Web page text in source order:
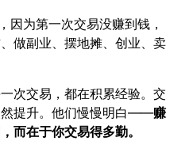
因为第一次交易没赚到钱，
做副业、摆地摊、创业、卖
次交易，都在积累经验。交
然提升。他们慢慢明白——赚
而在于你交易得多勤。